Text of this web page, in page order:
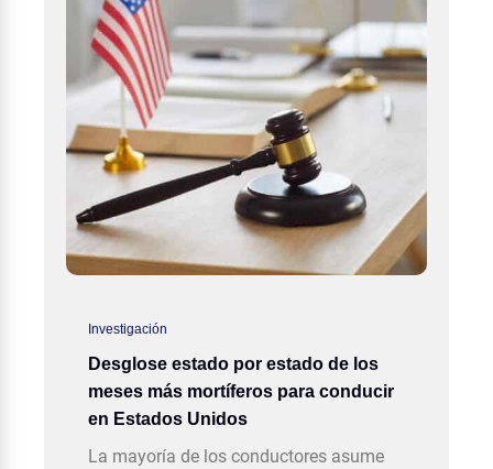
Investigación
Desglose estado por estado de los
meses más mortíferos para conducir
en Estados Unidos
La mayoría de los conductores asume